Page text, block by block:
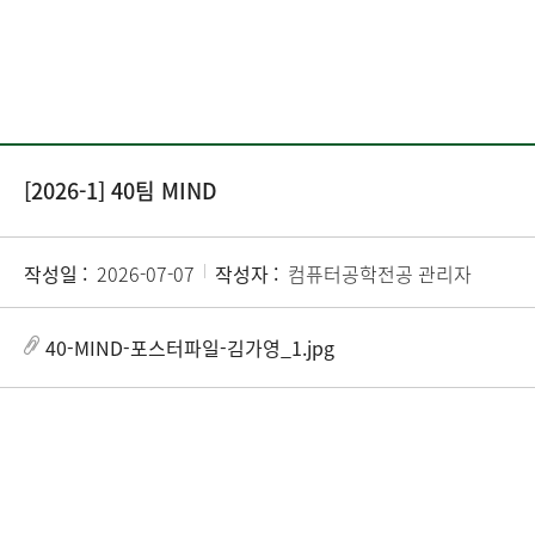
[2026-1] 40팀 MIND
작성일 : 2026-07-07 작성자 : 컴퓨터공학전공 관리자
40-MIND-포스터파일-김가영_1.jpg